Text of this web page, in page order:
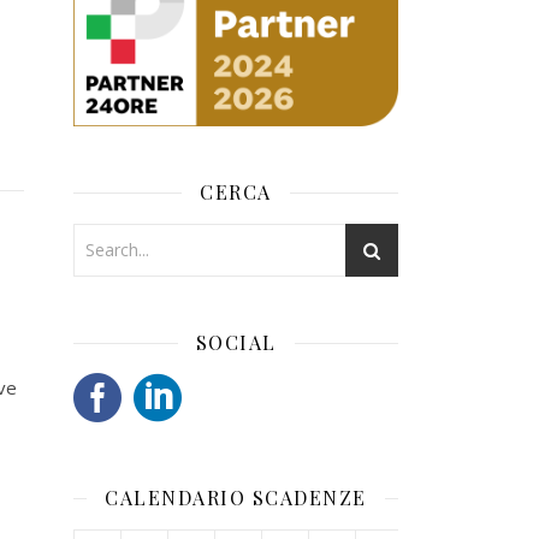
CERCA
SOCIAL
CALENDARIO SCADENZE